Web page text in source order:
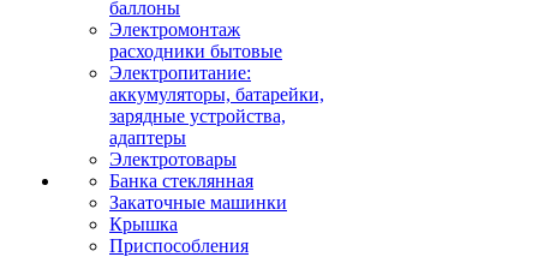
баллоны
Электромонтаж
расходники бытовые
Электропитание:
аккумуляторы, батарейки,
зарядные устройства,
адаптеры
Электротовары
Банка стеклянная
Закаточные машинки
Крышка
Приспособления